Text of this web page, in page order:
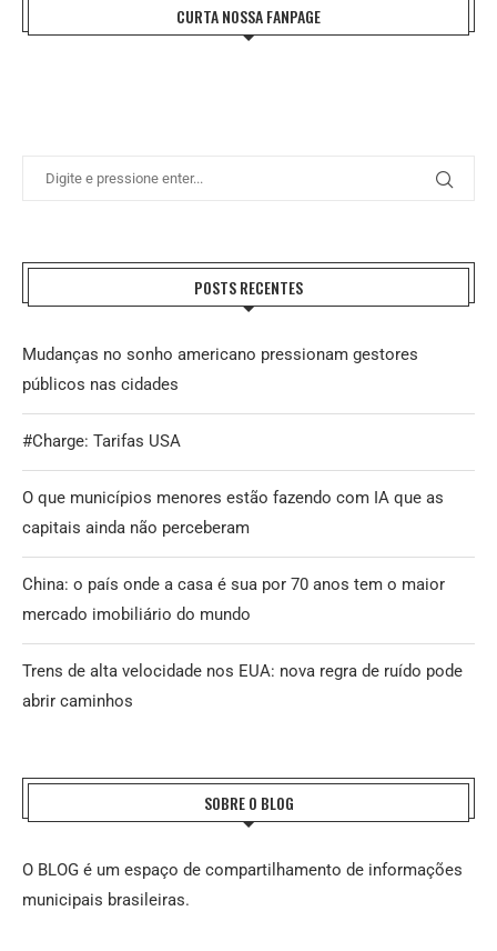
CURTA NOSSA FANPAGE
POSTS RECENTES
Mudanças no sonho americano pressionam gestores
públicos nas cidades
#Charge: Tarifas USA
O que municípios menores estão fazendo com IA que as
capitais ainda não perceberam
China: o país onde a casa é sua por 70 anos tem o maior
mercado imobiliário do mundo
Trens de alta velocidade nos EUA: nova regra de ruído pode
abrir caminhos
SOBRE O BLOG
O BLOG é um espaço de compartilhamento de informações
municipais brasileiras.